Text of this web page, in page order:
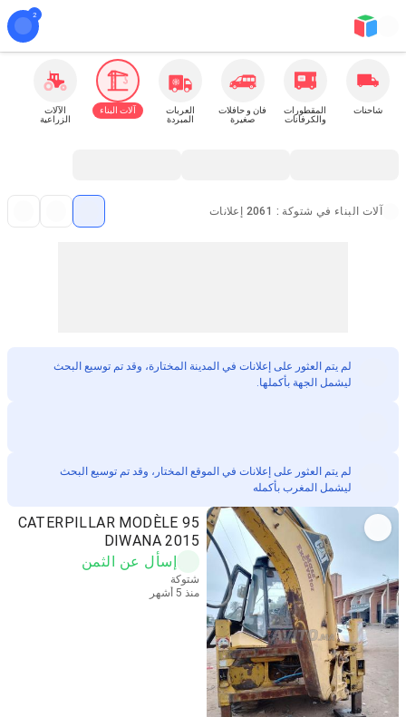
شاحنات
المقطورات
والكرفانات
فان و حافلات
صغيرة
العربات
المبردة
آلات البناء
الآلات
الزراعية
آلات البناء في شتوكة : 2061 إعلانات
لم يتم العثور على إعلانات في المدينة المختارة، وقد تم توسيع البحث
ليشمل الجهة بأكملها.
لم يتم العثور على إعلانات في الموقع المختار، وقد تم توسيع البحث
ليشمل المغرب بأكمله
CATERPILLAR MODÈLE 95
DIWANA 2015
إسأل عن الثمن
شتوكة
منذ 5 أشهر